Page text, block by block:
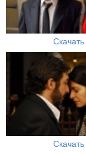
Скачать
Скачать